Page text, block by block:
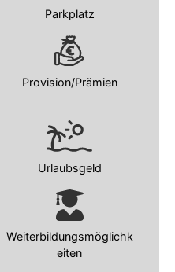
Parkplatz
Provision/Prämien
Urlaubsgeld
Weiterbildungsmöglichk
eiten